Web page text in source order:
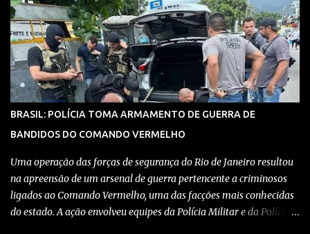
de coordenar atividades criminosas na região. Confira detalhes no
vídeo: Clique aqui para ter acesso ao livro O Brasil e a pandemia de
absurdos, escrito por juristas, economistas, jornalistas e
profissionais da saúde conservadores sobre os absurdos
praticados durante a pandemia de Covid-19, como tiranias,
campanhas anticientíficas, atos de corrupção,
inconstitucionalidades por notáveis autoridades, fraudes e muito
perseguidos por políticos e seus assessores nos grupos de
WhatsApp! Garanta acesso ao nosso conteúdo clicando aqui , para
entrar no grupo do Whats...
BRASIL: POLÍCIA TOMA ARMAMENTO DE GUERRA DE
BANDIDOS DO COMANDO VERMELHO
Uma operação das forças de segurança do Rio de Janeiro resultou
na apreensão de um arsenal de guerra pertencente a criminosos
ligados ao Comando Vermelho, uma das facções mais conhecidas
do estado. A ação envolveu equipes da Polícia Militar e da Polícia